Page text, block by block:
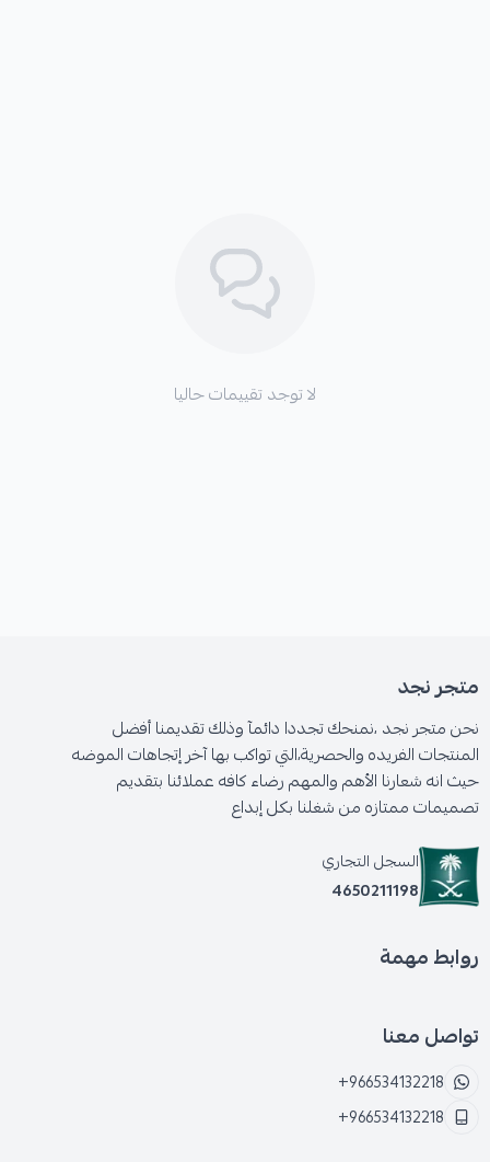
لا توجد تقييمات حاليا
متجر نجد
نحن متجر نجد ،نمنحك تجددا دائمآ وذلك تقديمنا أفضل
المنتجات الفريده والحصرية،التي تواكب بها آخر إتجاهات الموضه
حيث انه شعارنا الأهم والمهم رضاء كافه عملائنا بتقديم
تصميمات ممتازه من شغلنا بكل إبداع
السجل التجاري
4650211198
روابط مهمة
تواصل معنا
+966534132218
+966534132218